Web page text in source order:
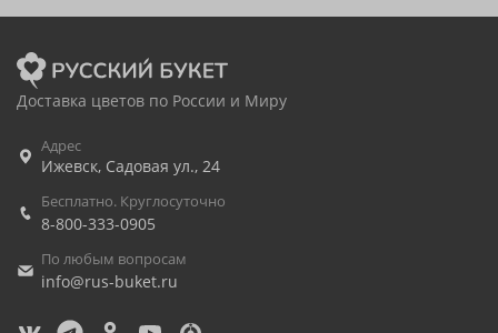
Доставка цветов по России и Миру
Адрес
Ижевск, Садовая ул., 24
Бесплатно. Круглосуточно
8-800-333-0905
По любым вопросам
info@rus-buket.ru